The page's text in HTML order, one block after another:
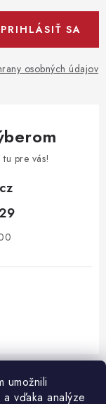
umožnili
vďaka analýze
osobných údajov
PRIHLÁSIŤ SA
pre vás!